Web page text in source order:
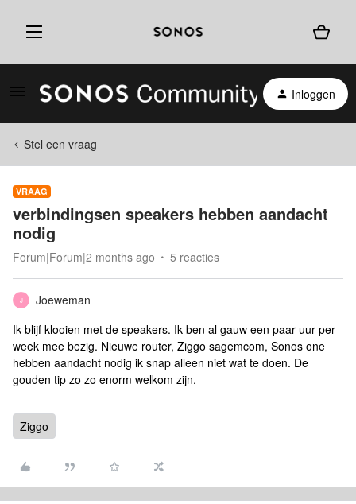
Inloggen
Stel een vraag
VRAAG
verbindingsen speakers hebben aandacht
nodig
Forum|Forum|2 months ago 5 reacties
J
Joeweman
Ik blijf klooien met de speakers. Ik ben al gauw een paar uur per
week mee bezig. Nieuwe router, Ziggo sagemcom, Sonos one
hebben aandacht nodig ik snap alleen niet wat te doen. De
gouden tip zo zo enorm welkom zijn.
Ziggo